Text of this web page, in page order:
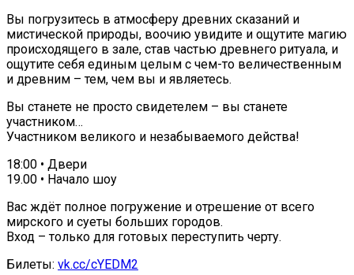
Вы погрузитесь в атмосферу древних сказаний и
мистической природы, воочию увидите и ощутите магию
происходящего в зале, став частью древнего ритуала, и
ощутите себя единым целым с чем-то величественным
и древним – тем, чем вы и являетесь.
Вы станете не просто свидетелем – вы станете
участником…
Участником великого и незабываемого действа!
18:00 • Двери
19.00 • Начало шоу
Вас ждёт полное погружение и отрешение от всего
мирского и суеты больших городов.
Вход – только для готовых переступить черту.
Билеты: vk.cc/cYEDM2